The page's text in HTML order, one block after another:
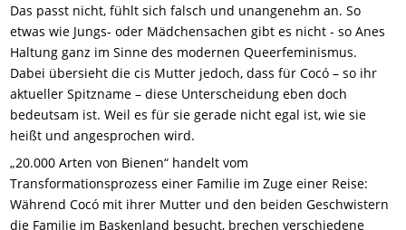
Das passt nicht, fühlt sich falsch und unangenehm an. So
etwas wie Jungs- oder Mädchensachen gibt es nicht - so Anes
Haltung ganz im Sinne des modernen Queerfeminismus.
Dabei übersieht die cis Mutter jedoch, dass für Cocó – so ihr
aktueller Spitzname – diese Unterscheidung eben doch
bedeutsam ist. Weil es für sie gerade nicht egal ist, wie sie
heißt und angesprochen wird.
„20.000 Arten von Bienen“ handelt vom
Transformationsprozess einer Familie im Zuge einer Reise:
Während Cocó mit ihrer Mutter und den beiden Geschwistern
die Familie im Baskenland besucht, brechen verschiedene